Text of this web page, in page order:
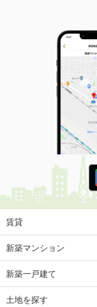
賃貸
新築マンション
新築一戸建て
土地を探す